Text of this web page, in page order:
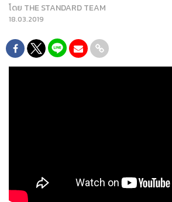
โดย THE STANDARD TEAM
18.03.2019